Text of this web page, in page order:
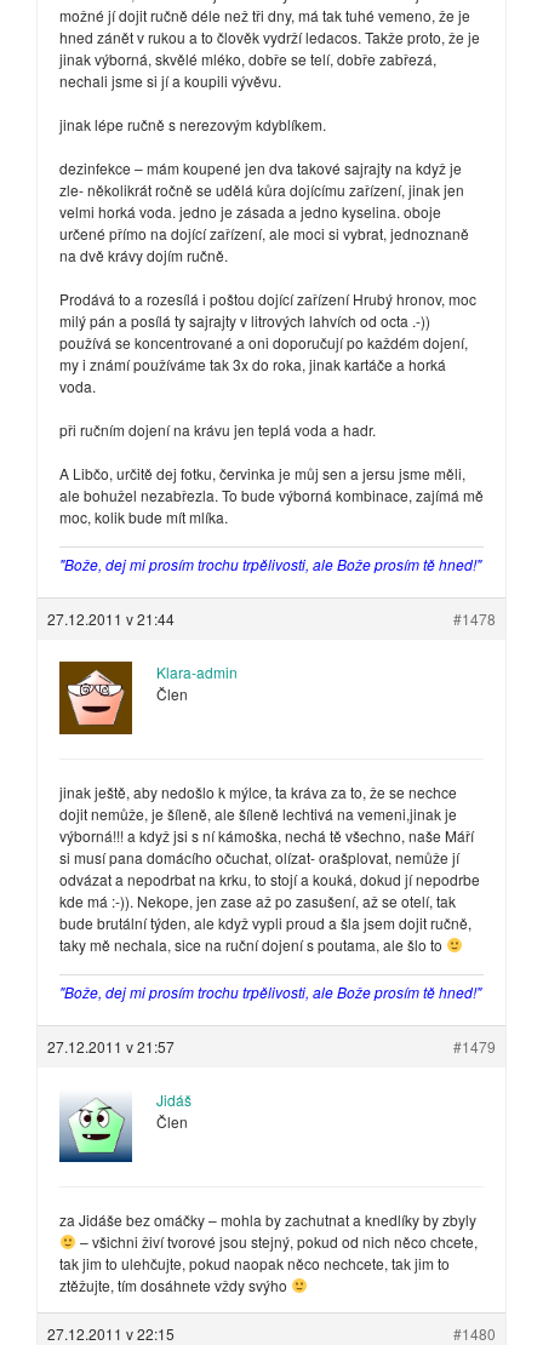
možné jí dojit ručně déle než tři dny, má tak tuhé vemeno, že je
hned zánět v rukou a to člověk vydrží ledacos. Takže proto, že je
jinak výborná, skvělé mléko, dobře se telí, dobře zabřezá,
nechali jsme si jí a koupili vývěvu.
jinak lépe ručně s nerezovým kdyblíkem.
dezinfekce – mám koupené jen dva takové sajrajty na když je
zle- několikrát ročně se udělá kůra dojícímu zařízení, jinak jen
velmi horká voda. jedno je zásada a jedno kyselina. oboje
určené přímo na dojící zařízení, ale moci si vybrat, jednoznaně
na dvě krávy dojím ručně.
Prodává to a rozesílá i poštou dojící zařízení Hrubý hronov, moc
milý pán a posílá ty sajrajty v litrových lahvích od octa .-))
používá se koncentrované a oni doporučují po každém dojení,
my i známí používáme tak 3x do roka, jinak kartáče a horká
voda.
při ručním dojení na krávu jen teplá voda a hadr.
A Libčo, určitě dej fotku, červinka je můj sen a jersu jsme měli,
ale bohužel nezabřezla. To bude výborná kombinace, zajímá mě
moc, kolik bude mít mlíka.
"Bože, dej mi prosím trochu trpělivosti, ale Bože prosím tě hned!"
27.12.2011 v 21:44 #1478
Klara-admin
Člen
jinak ještě, aby nedošlo k mýlce, ta kráva za to, že se nechce
dojit nemůže, je šíleně, ale šíleně lechtivá na vemeni,jinak je
výborná!!! a když jsi s ní kámoška, nechá tě všechno, naše Máří
si musí pana domácího očuchat, olízat- orašplovat, nemůže jí
odvázat a nepodrbat na krku, to stojí a kouká, dokud jí nepodrbe
kde má :-)). Nekope, jen zase až po zasušení, až se otelí, tak
bude brutální týden, ale když vypli proud a šla jsem dojit ručně,
taky mě nechala, sice na ruční dojení s poutama, ale šlo to
"Bože, dej mi prosím trochu trpělivosti, ale Bože prosím tě hned!"
27.12.2011 v 21:57 #1479
Jidáš
Člen
za Jidáše bez omáčky – mohla by zachutnat a knedlíky by zbyly
– všichni živí tvorové jsou stejný, pokud od nich něco chcete,
tak jim to ulehčujte, pokud naopak něco nechcete, tak jim to
ztěžujte, tím dosáhnete vždy svýho
27.12.2011 v 22:15 #1480